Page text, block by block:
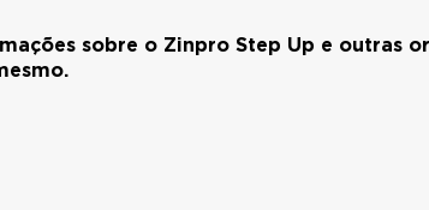
sobre o Zinpro Step Up e outras